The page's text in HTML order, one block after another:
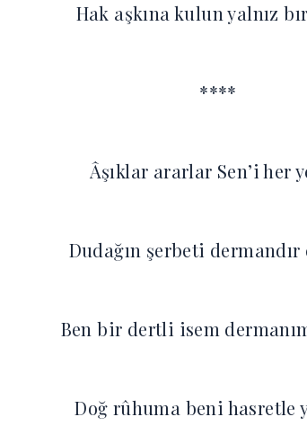
Hak aşkına kulun yalnız
****
Âşıklar ararlar Sen’i her
Dudağın şerbeti
Ben bir dertli isem
Doğ rûhuma beni hasretle